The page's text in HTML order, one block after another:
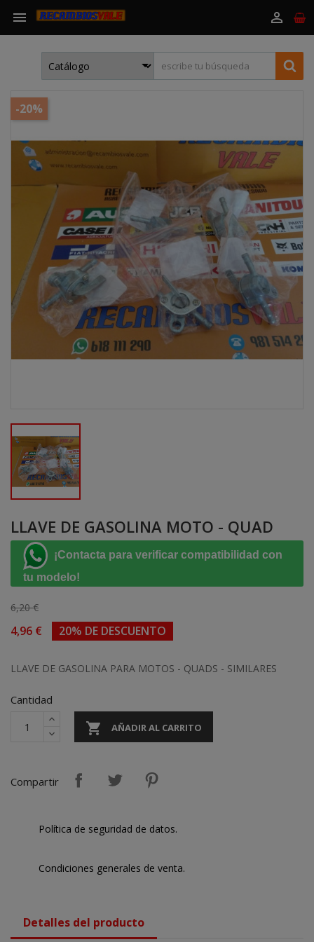
 
-20%
LLAVE DE GASOLINA MOTO - QUAD
¡Contacta para verificar compatibilidad con
tu modelo!
6,20 €
4,96 € 20% DE DESCUENTO
LLAVE DE GASOLINA PARA MOTOS - QUADS - SIMILARES
Cantidad
 AÑADIR AL CARRITO
Compartir
Política de seguridad de datos.
Condiciones generales de venta.
Detalles del producto